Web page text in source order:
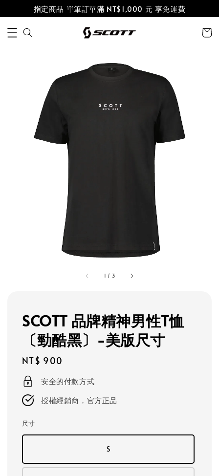
指定商品 單筆訂單滿 NT$1,000 元 享免運費
1 / 3
SCOTT 品牌精神男性T恤
〔勁酷黑〕-美版尺寸
Regular
price
NT$ 900
安全的付款方式
授權經銷商，官方正品
尺寸
S